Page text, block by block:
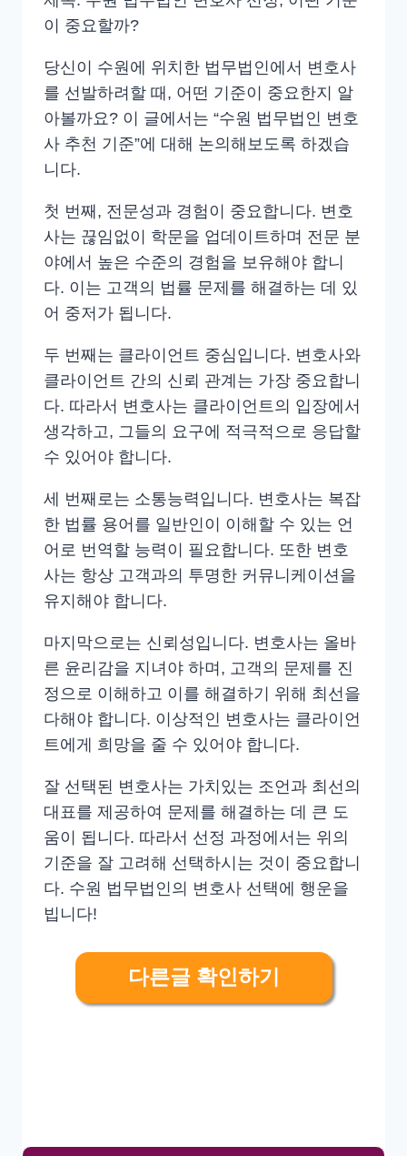
이 중요할까?
당신이 수원에 위치한 법무법인에서 변호사
를 선발하려할 때, 어떤 기준이 중요한지 알
아볼까요? 이 글에서는 “수원 법무법인 변호
사 추천 기준”에 대해 논의해보도록 하겠습
니다.
첫 번째, 전문성과 경험이 중요합니다. 변호
사는 끊임없이 학문을 업데이트하며 전문 분
야에서 높은 수준의 경험을 보유해야 합니
다. 이는 고객의 법률 문제를 해결하는 데 있
어 중저가 됩니다.
두 번째는 클라이언트 중심입니다. 변호사와
클라이언트 간의 신뢰 관계는 가장 중요합니
다. 따라서 변호사는 클라이언트의 입장에서
생각하고, 그들의 요구에 적극적으로 응답할
수 있어야 합니다.
세 번째로는 소통능력입니다. 변호사는 복잡
한 법률 용어를 일반인이 이해할 수 있는 언
어로 번역할 능력이 필요합니다. 또한 변호
사는 항상 고객과의 투명한 커뮤니케이션을
유지해야 합니다.
마지막으로는 신뢰성입니다. 변호사는 올바
른 윤리감을 지녀야 하며, 고객의 문제를 진
정으로 이해하고 이를 해결하기 위해 최선을
다해야 합니다. 이상적인 변호사는 클라이언
트에게 희망을 줄 수 있어야 합니다.
잘 선택된 변호사는 가치있는 조언과 최선의
대표를 제공하여 문제를 해결하는 데 큰 도
움이 됩니다. 따라서 선정 과정에서는 위의
기준을 잘 고려해 선택하시는 것이 중요합니
다. 수원 법무법인의 변호사 선택에 행운을
빕니다!
다른글 확인하기